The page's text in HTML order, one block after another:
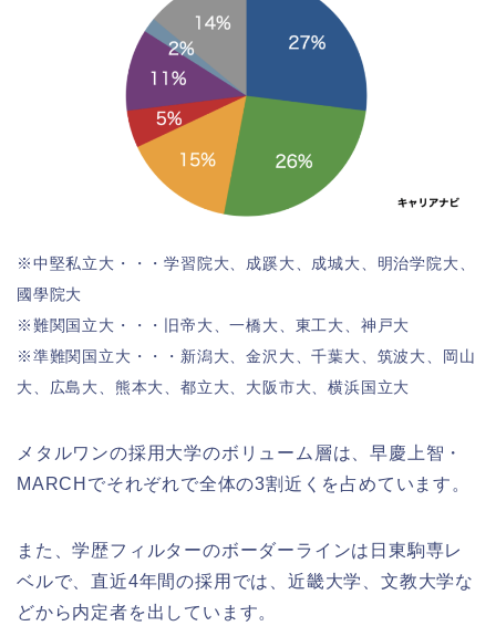
※中堅私立大・・・学習院大、成蹊大、成城大、明治学院大、
國學院大
※難関国立大・・・旧帝大、一橋大、東工大、神戸大
※準難関国立大・・・新潟大、金沢大、千葉大、筑波大、岡山
大、広島大、熊本大、都立大、大阪市大、横浜国立大
メタルワンの採用大学のボリューム層は、早慶上智・
MARCHでそれぞれで全体の3割近くを占めています。
また、学歴フィルターのボーダーラインは日東駒専レ
ベルで、直近4年間の採用では、近畿大学、文教大学な
どから内定者を出しています。